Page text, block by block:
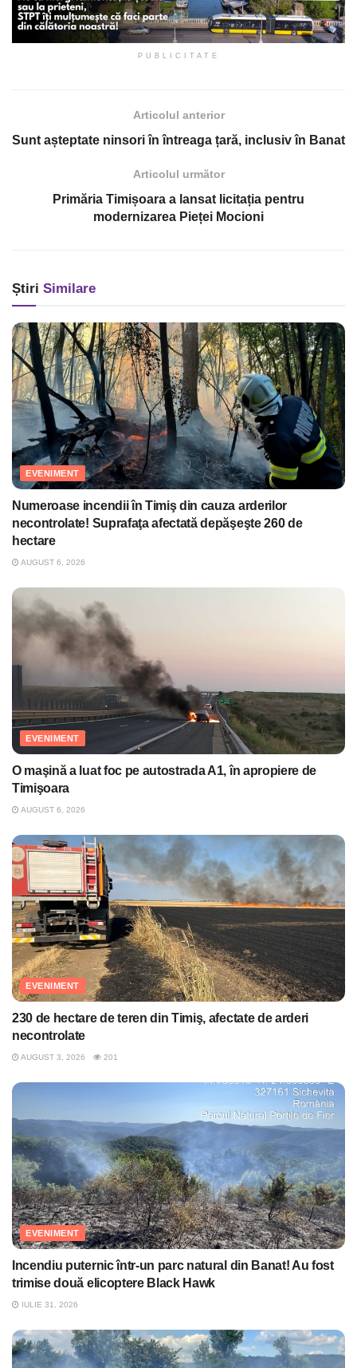
PUBLICITATE
Articolul anterior
Sunt așteptate ninsori în întreaga țară, inclusiv în Banat
Articolul următor
Primăria Timișoara a lansat licitația pentru
modernizarea Pieței Mocioni
Știri Similare
EVENIMENT
Numeroase incendii în Timiş din cauza arderilor
necontrolate! Suprafaţa afectată depăşeşte 260 de
hectare
AUGUST 6, 2026
EVENIMENT
O maşină a luat foc pe autostrada A1, în apropiere de
Timişoara
AUGUST 6, 2026
EVENIMENT
230 de hectare de teren din Timiş, afectate de arderi
necontrolate
AUGUST 3, 2026 201
EVENIMENT
Incendiu puternic într-un parc natural din Banat! Au fost
trimise două elicoptere Black Hawk
IULIE 31, 2026